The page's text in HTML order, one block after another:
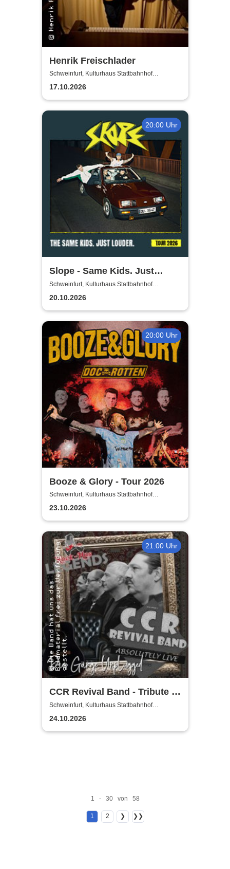
Henrik Freischlader
Schweinfurt, Kulturhaus Stattbahnhof
Schweinfurt
17.10.2026
20:00 Uhr
Slope - Same Kids. Just
louder. - Tour 2026
Schweinfurt, Kulturhaus Stattbahnhof
Schweinfurt
20.10.2026
20:00 Uhr
Booze & Glory - Tour 2026
Schweinfurt, Kulturhaus Stattbahnhof
Schweinfurt
23.10.2026
21:00 Uhr
CCR Revival Band - Tribute to
Creedence Clearwater Revival
Schweinfurt, Kulturhaus Stattbahnhof
Schweinfurt
24.10.2026
1 - 30 von 58
1 2 ❯ ❯❯